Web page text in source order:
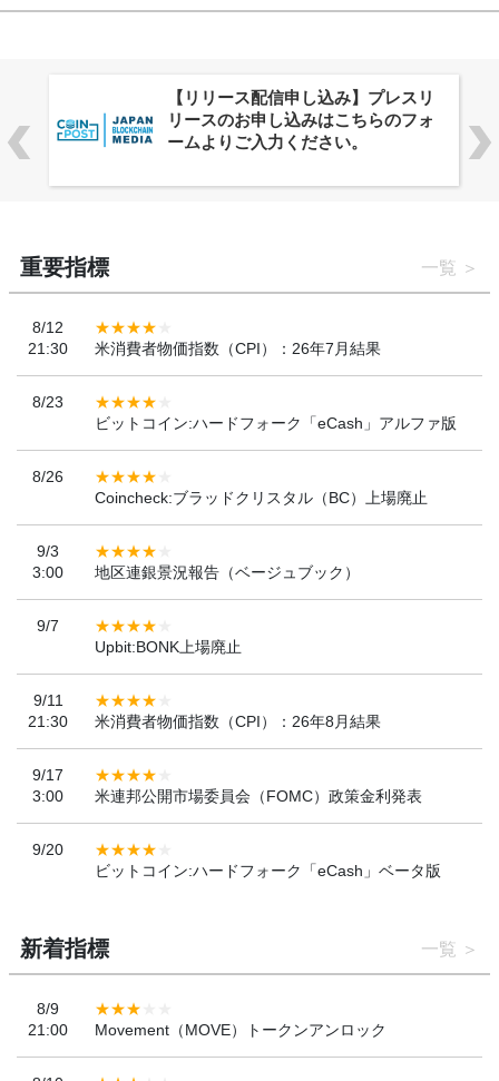
【リリース配信申し込み】プレスリ
リースのお申し込みはこちらのフォ
ームよりご入力ください。
重要指標 一覧
8/12
21:30
米消費者物価指数（CPI）：26年7月結果
8/23
ビットコイン:ハードフォーク「eCash」アルファ版
8/26
Coincheck:ブラッドクリスタル（BC）上場廃止
9/3
3:00
地区連銀景況報告（ベージュブック）
9/7
Upbit:BONK上場廃止
9/11
21:30
米消費者物価指数（CPI）：26年8月結果
9/17
3:00
米連邦公開市場委員会（FOMC）政策金利発表
9/20
ビットコイン:ハードフォーク「eCash」ベータ版
新着指標 一覧
8/9
21:00
Movement（MOVE）トークンアンロック